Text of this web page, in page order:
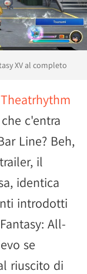
XV al completo
Theatrhythm
c'entra
Line? Beh,
il
identica
introdotti
All-
se
riuscito di